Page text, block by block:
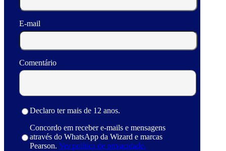
E-mail
Comentário
Declaro ter mais de 12 anos.
Concordo em receber e-mails e mensagens
através do WhatsApp da Wizard e marcas
Pearson. Ver política de privacidade.